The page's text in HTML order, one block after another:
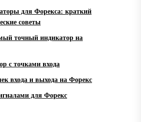
для Форекса: краткий
советы
точный индикатор на
с точками входа
входа и выхода на Форекс
для Форекс